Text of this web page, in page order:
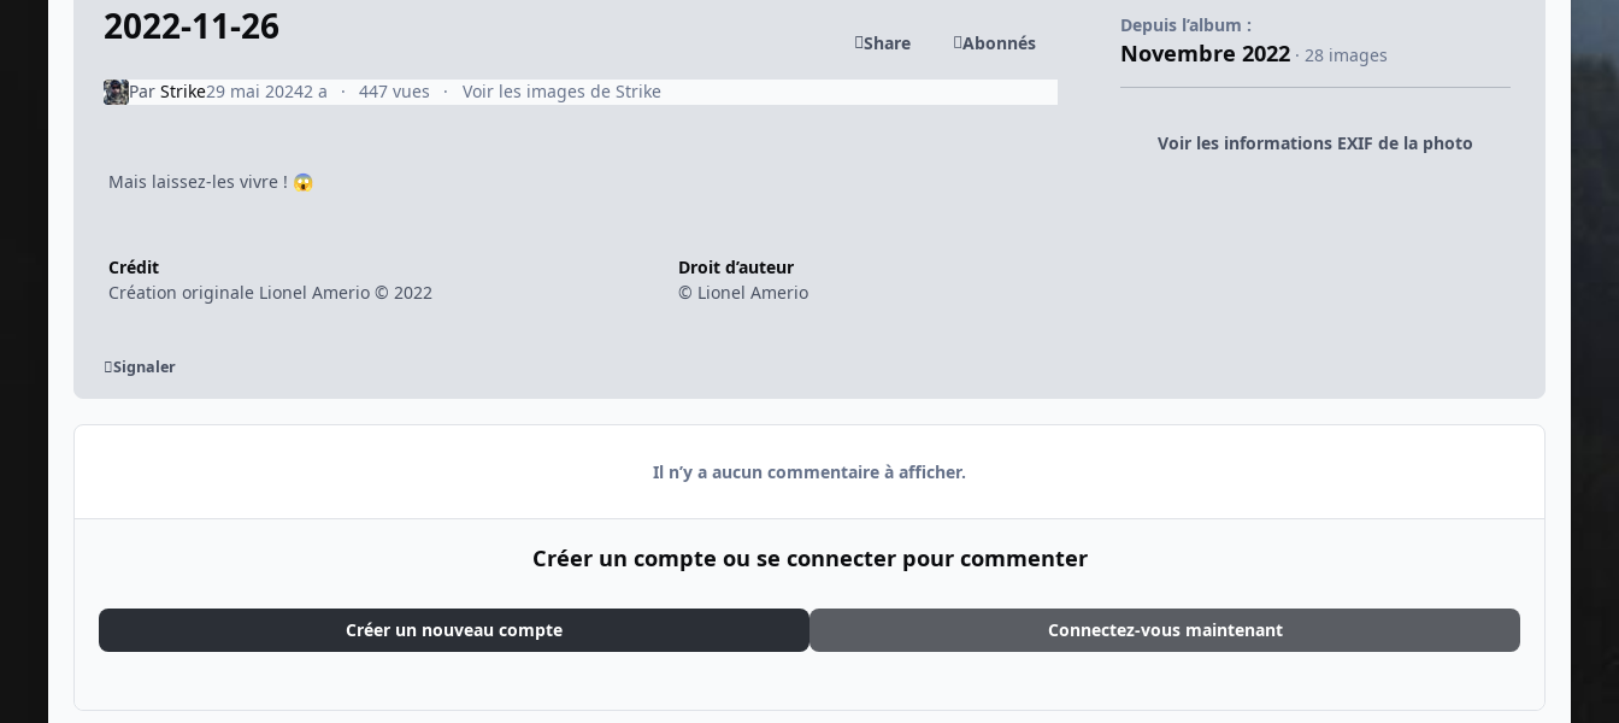
2022-11-26 Share Abonnés
Par Strike29 mai 20242 a 447 vues Voir les images de Strike
Mais laissez-les vivre ! 😱
Crédit
Création originale Lionel Amerio © 2022
Droit d’auteur
© Lionel Amerio
Signaler
Depuis l’album :
Novembre 2022 · 28 images
Voir les informations EXIF de la photo
Il n’y a aucun commentaire à afficher.
Créer un compte ou se connecter pour commenter
Créer un nouveau compte Connectez-vous maintenant